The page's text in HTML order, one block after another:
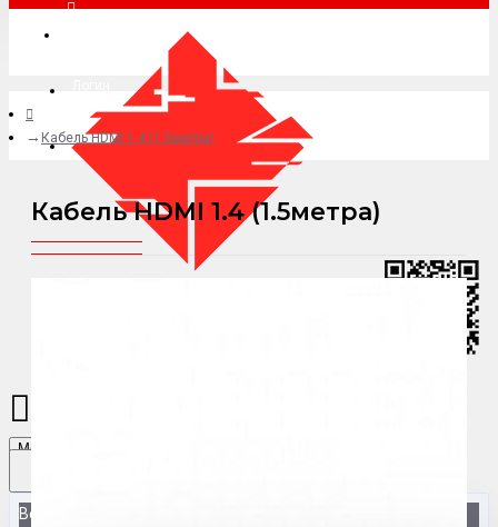
+7 (495) 015-41-41
Menu
Везде
Кабель HDMI 1.4 (1.5метра)
Кабель HDMI 1.4 (1.5метра)